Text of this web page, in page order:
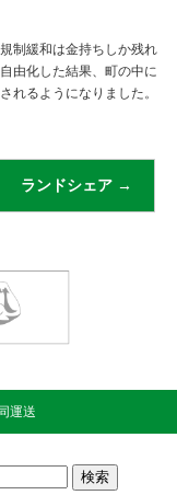
制緩和は金持ちしか残れ
由化した結果、町の中に
れるようになりました。
ランドシェア →
運送